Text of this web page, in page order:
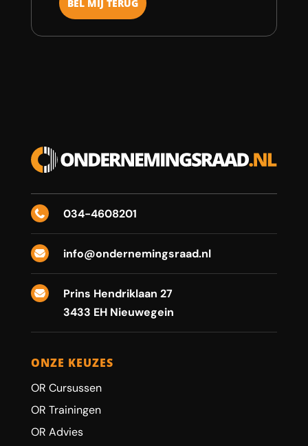
 034-4608201
 info@ondernemingsraad.nl

Prins Hendriklaan 27
3433 EH Nieuwegein
ONZE KEUZES
OR Cursussen
OR Trainingen
OR Advies